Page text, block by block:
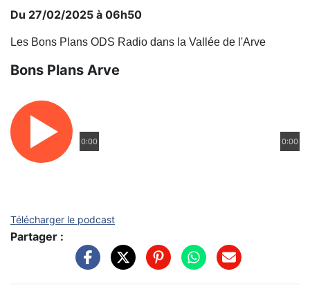
Du 27/02/2025 à 06h50
Les Bons Plans ODS Radio dans la Vallée de l'Arve
Bons Plans Arve
0:00 0:00
Télécharger le podcast
Partager :